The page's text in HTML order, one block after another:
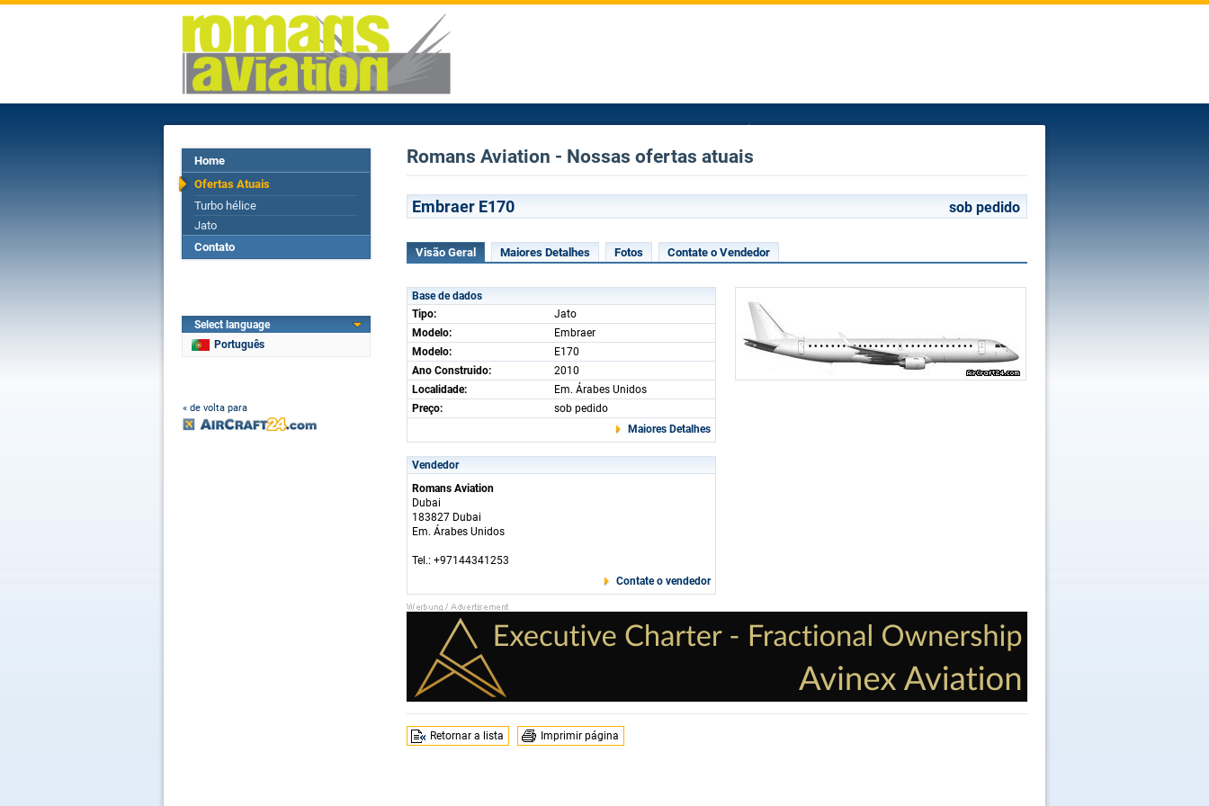
Home
Ofertas Atuais
Turbo hélice
Jato
Contato
Select language
Português
« de volta para
Romans Aviation - Nossas ofertas atuais
Embraer E170 sob pedido
Visão Geral Maiores Detalhes Fotos Contate o Vendedor
Base de dados
Tipo:
Jato
Modelo:
Embraer
Modelo:
E170
Ano Construido:
2010
Localidade:
Em. Árabes Unidos
Preço:
sob pedido
Maiores Detalhes
Vendedor
Romans Aviation
Dubai
183827 Dubai
Em. Árabes Unidos
Tel.: +97144341253
Contate o vendedor
Retornar a lista Imprimir página